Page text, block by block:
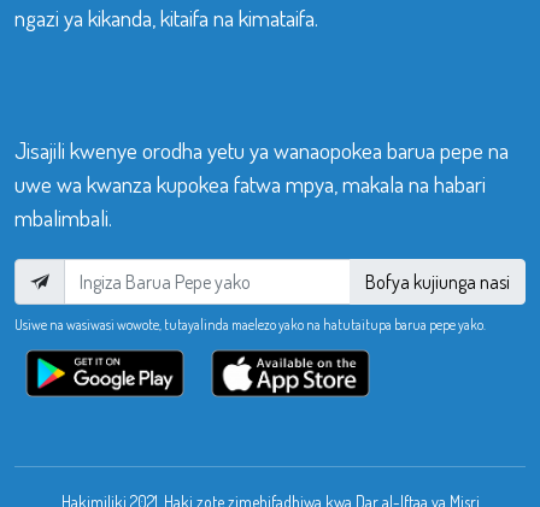
ngazi ya kikanda, kitaifa na kimataifa.
Jisajili kwenye orodha yetu ya wanaopokea barua pepe na
uwe wa kwanza kupokea fatwa mpya, makala na habari
mbalimbali.
Bofya kujiunga nasi
Usiwe na wasiwasi wowote, tutayalinda maelezo yako na hatutaitupa barua pepe yako.
Hakimiliki 2021. Haki zote zimehifadhiwa kwa Dar al-Iftaa ya Misri